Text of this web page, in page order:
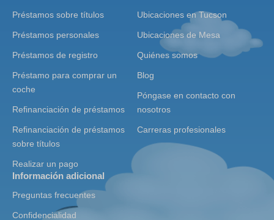
Préstamos sobre títulos
Préstamos personales
Préstamos de registro
Préstamo para comprar un
coche
Refinanciación de préstamos
Refinanciación de préstamos
sobre títulos
Realizar un pago
Ubicaciones en Tucson
Ubicaciones de Mesa
Quiénes somos
Blog
Póngase en contacto con
nosotros
Carreras profesionales
Información adicional
Preguntas frecuentes
Confidencialidad